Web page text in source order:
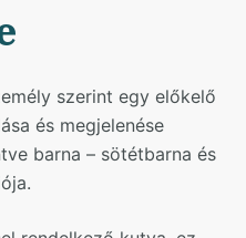
szerint egy előkelő
és megjelenése
barna – sötétbarna és